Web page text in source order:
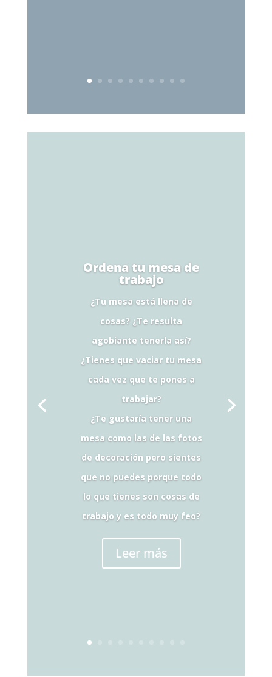
Ordena tu mesa de
trabajo
¿Tu mesa está llena de
cosas? ¿Te resulta
agobiante tenerla así?
¿Tienes que vaciar tu mesa
cada vez que te pones a
trabajar?
¿Te gustaría tener una
mesa como las de las fotos
de decoración pero sientes
que no puedes porque todo
lo que tienes son cosas de
trabajo y es todo muy feo?
Leer más